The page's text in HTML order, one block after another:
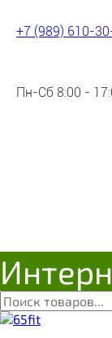
+7 (989) 610-
Пн-Сб 8:00 -